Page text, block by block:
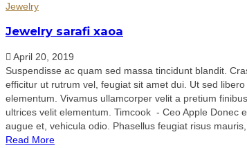
Jewelry
Jewelry sarafi xaoa
April 20, 2019
Suspendisse ac quam sed massa tincidunt blandit.
efficitur ut rutrum vel, feugiat sit amet dui. Ut sed
elementum. Vivamus ullamcorper velit a pretium
ultrices velit elementum. Timcook - Ceo Apple Donec
augue et, vehicula odio. Phasellus feugiat risus
Read More